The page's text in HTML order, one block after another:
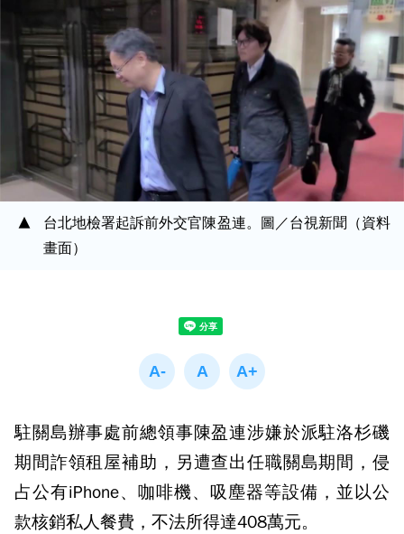
台北地檢署起訴前外交官陳盈連。圖／台視新聞（資料
畫面）
駐關島辦事處前總領事陳盈連涉嫌於派駐洛杉磯
期間詐領租屋補助，另遭查出任職關島期間，侵
占公有iPhone、咖啡機、吸塵器等設備，並以公
款核銷私人餐費，不法所得達408萬元。